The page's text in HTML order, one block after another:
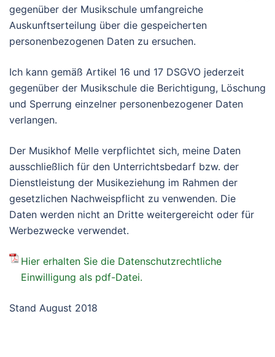
gegenüber der Musikschule umfangreiche
Auskunftserteilung über die gespeicherten
personenbezogenen Daten zu ersuchen.
Ich kann gemäß Artikel 16 und 17 DSGVO jederzeit
gegenüber der Musikschule die Berichtigung, Löschung
und Sperrung einzelner personenbezogener Daten
verlangen.
Der Musikhof Melle verpflichtet sich, meine Daten
ausschließlich für den Unterrichtsbedarf bzw. der
Dienstleistung der Musikeziehung im Rahmen der
gesetzlichen Nachweispflicht zu venwenden. Die
Daten werden nicht an Dritte weitergereicht oder für
Werbezwecke verwendet.
Hier erhalten Sie die Datenschutzrechtliche
Einwilligung als pdf-Datei.
Stand August 2018